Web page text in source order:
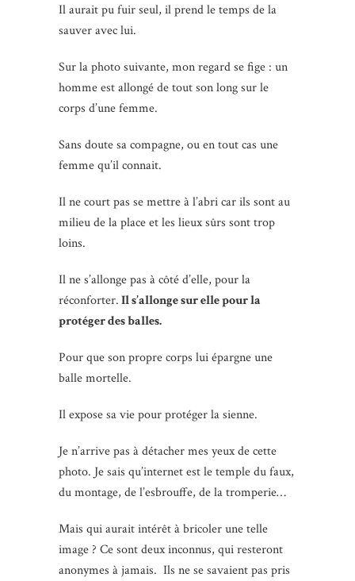
Il aurait pu fuir seul, il prend le temps de la
sauver avec lui.
Sur la photo suivante, mon regard se fige : un
homme est allongé de tout son long sur le
corps d’une femme.
Sans doute sa compagne, ou en tout cas une
femme qu’il connait.
Il ne court pas se mettre à l’abri car ils sont au
milieu de la place et les lieux sûrs sont trop
loins.
Il ne s’allonge pas à côté d’elle, pour la
réconforter.Il s’allonge sur elle pour la
protéger des balles.
Pour que son propre corps lui épargne une
balle mortelle.
Il expose sa vie pour protéger la sienne.
Je n’arrive pas à détacher mes yeux de cette
photo. Je sais qu’internet est le temple du faux,
du montage, de l’esbrouffe, de la tromperie…
Mais qui aurait intérêt à bricoler une telle
image ? Ce sont deux inconnus, qui resteront
anonymes à jamais. Ils ne se savaient pas pris